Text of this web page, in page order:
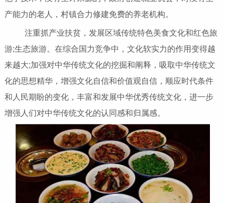
产能力的老人，村镇合力修建免费的养老机构。
注重抓产业扶贫，发展区域传统特色美食文化和红色旅
游;生态旅游。在综合国力竞争中，文化软实力的作用变得越
来越大;加强对中华传统文化的挖掘和阐释，吸取中华传统文
化的思想精华，增强文化自信和价值观自信，顺应时代条件
和人民期盼的变化，丰富和发展中华优秀传统文化，进一步
增强人们对中华传统文化的认同感和归属感。